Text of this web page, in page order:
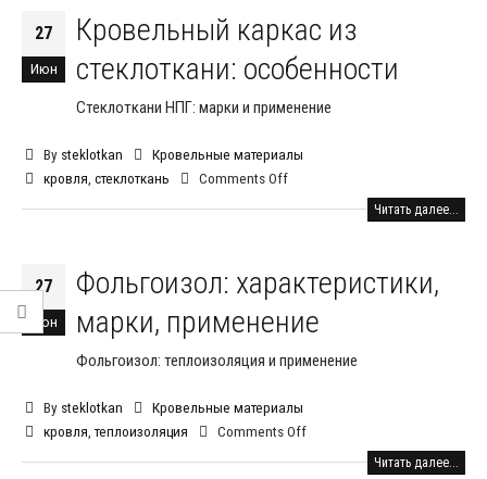
27
Июн
Кровельный каркас из
стеклоткани: особенности
Стеклоткани НПГ: марки и применение
By steklotkan
Кровельные материалы
кровля стеклоткань Comments Off
Читать далее...
27
Июн
Фольгоизол: характеристики,
марки, применение
Фольгоизол: теплоизоляция и применение
By steklotkan
Кровельные материалы
кровля теплоизоляция Comments Off
Читать далее...